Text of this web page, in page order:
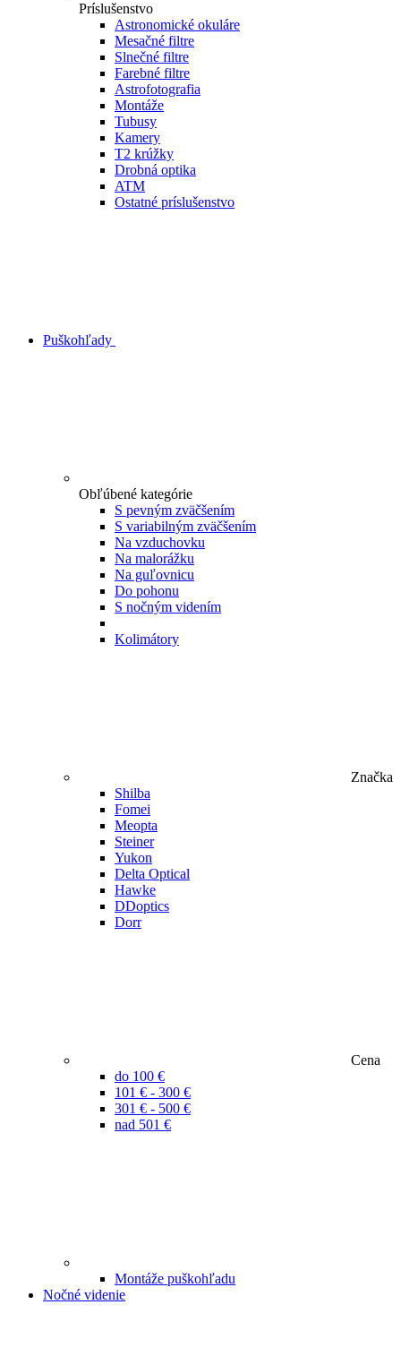
Príslušenstvo
Astronomické okuláre
Mesačné filtre
Slnečné filtre
Farebné filtre
Astrofotografia
Montáže
Tubusy
Kamery
T2 krúžky
Drobná optika
ATM
Ostatné príslušenstvo
Puškohľady
Obľúbené kategórie
S pevným zväčšením
S variabilným zväčšením
Na vzduchovku
Na malorážku
Na guľovnicu
Do pohonu
S nočným videním
Kolimátory
Značka
Shilba
Fomei
Meopta
Steiner
Yukon
Delta Optical
Hawke
DDoptics
Dorr
Cena
do 100 €
101 € - 300 €
301 € - 500 €
nad 501 €
Montáže puškohľadu
Nočné videnie